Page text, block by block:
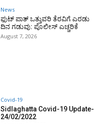
News
ಫುಟ್‌ ಪಾತ್ ಒತ್ತುವರಿ ತೆರವಿಗೆ ಎರಡು
ದಿನ ಗಡುವು: ಪೊಲೀಸ್ ಎಚ್ಚರಿಕೆ
August 7, 2026
Covid-19
Sidlaghatta Covid-19 Update-
24/02/2022